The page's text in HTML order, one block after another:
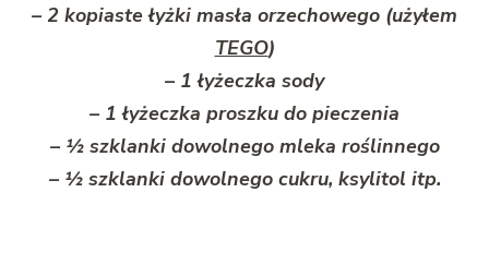
– 2 kopiaste łyżki masła orzechowego (użyłem
TEGO)
– 1 łyżeczka sody
– 1 łyżeczka proszku do pieczenia
– ½ szklanki dowolnego mleka roślinnego
– ½ szklanki dowolnego cukru, ksylitol itp.